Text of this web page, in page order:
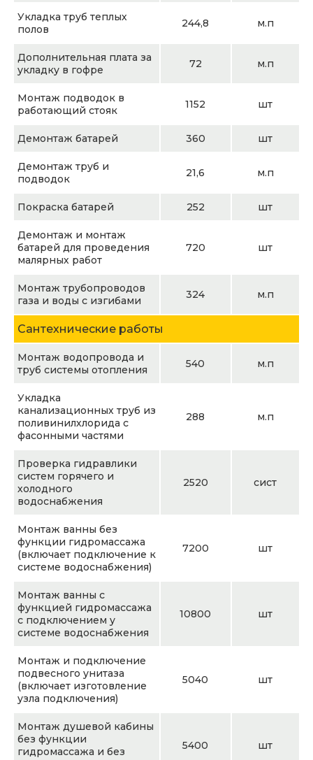
Укладка труб теплых
полов
244,8 м.п
Дополнительная плата за
укладку в гофре
72 м.п
Монтаж подводок в
работающий стояк
1152 шт
Демонтаж батарей 360 шт
Демонтаж труб и
подводок
21,6 м.п
Покраска батарей 252 шт
Демонтаж и монтаж
батарей для проведения
малярных работ
720 шт
Монтаж трубопроводов
газа и воды с изгибами
324 м.п
Сантехнические работы
Монтаж водопровода и
труб системы отопления
540 м.п
Укладка
канализационных труб из
поливинилхлорида с
фасонными частями
288 м.п
Проверка гидравлики
систем горячего и
холодного
водоснабжения
2520 сист
Монтаж ванны без
функции гидромассажа
(включает подключение к
системе водоснабжения)
7200 шт
Монтаж ванны с
функцией гидромассажа
с подключением у
системе водоснабжения
10800 шт
Монтаж и подключение
подвесного унитаза
(включает изготовление
узла подключения)
5040 шт
Монтаж душевой кабины
без функции
гидромассажа и без
5400 шт